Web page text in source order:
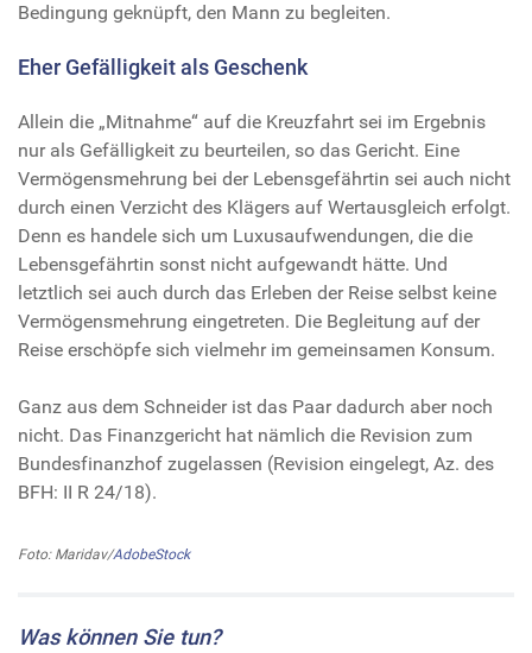
Bedingung geknüpft, den Mann zu begleiten.
Eher Gefälligkeit als Geschenk
Allein die „Mitnahme“ auf die Kreuzfahrt sei im Ergebnis
nur als Gefälligkeit zu beurteilen, so das Gericht. Eine
Vermögensmehrung bei der Lebensgefährtin sei auch nicht
durch einen Verzicht des Klägers auf Wertausgleich erfolgt.
Denn es handele sich um Luxusaufwendungen, die die
Lebensgefährtin sonst nicht aufgewandt hätte. Und
letztlich sei auch durch das Erleben der Reise selbst keine
Vermögensmehrung eingetreten. Die Begleitung auf der
Reise erschöpfe sich vielmehr im gemeinsamen Konsum.
Ganz aus dem Schneider ist das Paar dadurch aber noch
nicht. Das Finanzgericht hat nämlich die Revision zum
Bundesfinanzhof zugelassen (Revision eingelegt, Az. des
BFH: II R 24/18).
Foto: Maridav/AdobeStock
Was können Sie tun?